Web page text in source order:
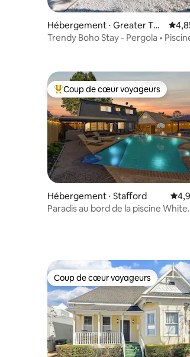
Hébergement ⋅ Greater Thir
d Ward
Trendy Boho Stay - Pergola •
Coups de cœur voyageurs les plus
Coup de cœur voyageurs
Hébergement ⋅ Stafford
Paradis au bord de la piscine White
Coup de cœur voyageurs
Coup de cœur voyageurs